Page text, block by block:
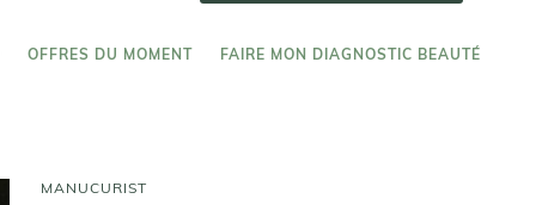
OFFRES DU MOMENT
FAIRE MON DIAGNOSTIC BEAUTÉ
MANUCURIST